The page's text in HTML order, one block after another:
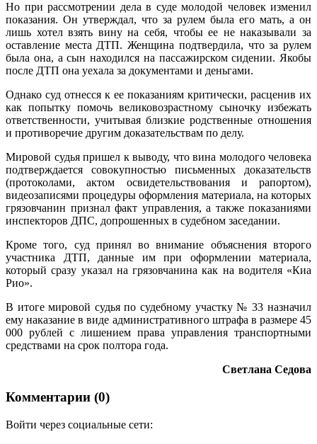
Но при рассмотрении дела в суде молодой человек изменил
показания. Он утверждал, что за рулем была его мать, а он
лишь хотел взять вину на себя, чтобы ее не наказывали за
оставление места ДТП. Женщина подтвердила, что за рулем
была она, а сын находился на пассажирском сидении. Якобы
после ДТП она уехала за документами и деньгами.
Однако суд отнесся к ее показаниям критически, расценив их
как попытку помочь великовозрастному сыночку избежать
ответственности, учитывая близкие родственные отношения
и противоречие другим доказательствам по делу.
Мировой судья пришел к выводу, что вина молодого человека
подтверждается совокупностью письменных доказательств
(протоколами, актом освидетельствования и рапортом),
видеозаписями процедуры оформления материала, на которых
грязовчанин признал факт управления, а также показаниями
инспекторов ДПС, допрошенных в судебном заседании.
Кроме того, суд принял во внимание объяснения второго
участника ДТП, данные им при оформлении материала,
который сразу указал на грязовчанина как на водителя «Киа
Рио».
В итоге мировой судья по судебному участку № 33 назначил
ему наказание в виде административного штрафа в размере 45
000 рублей с лишением права управления транспортными
средствами на срок полтора года.
Светлана Седова
Комментарии (0)
Войти через социальные сети: